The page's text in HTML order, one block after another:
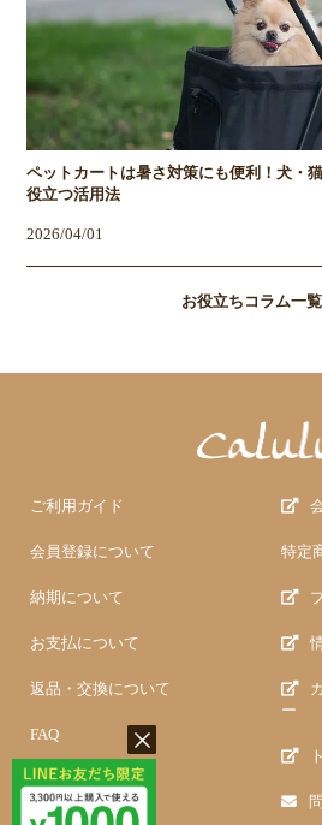
ペットカートは暑さ対策にも便利！犬・
役立つ活用法
2026/04/01
お役立ちコラム一
ご利用ガイド
会員登録について
納期について
お支払について
返品・交換について
FAQ
特定
ー